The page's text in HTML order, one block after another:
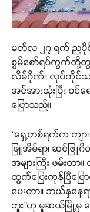
မတ်လ ၂၇ ရက် ညပိုင်
စွမ်စော်ရပ်ကွက်တို့တွင်
လိမ်ဂိုဏ်း လုပ်ကိုင်သ
အင်အားသုံးပြီး ဝင်
ပြောသည်။
“ရှေ့တစ်ရက်က ကျ
ဖြူအိမ်ရာ၊ ဆင်ဖြူ
အများကြီး ဖမ်း
ထွက်ပြေးကုန်ပြီပ
ပေးတာ။ ဘယ်နှနေ
ဘူး”ဟု မူဆယ်မြို့မှ ဒ